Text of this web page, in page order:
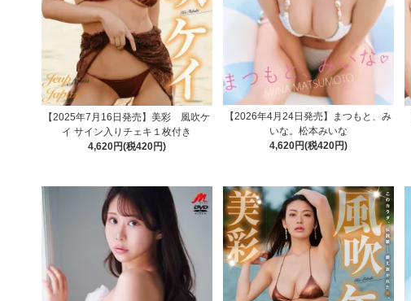
【2025年7月16日発売】美彩 風吹ケ
イ サイン入りチェキ１枚付き
4,620円(税420円)
【2026年4月24日発売】まつもと、み
いな。松本みいな
4,620円(税420円)